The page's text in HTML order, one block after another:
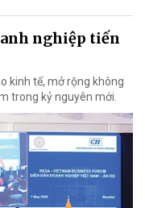
nghiệp tiến
kinh tế, mở rộng không
trong kỷ nguyên mới.